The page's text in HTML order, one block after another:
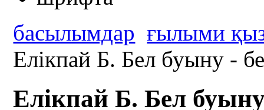
басылымдар ғылыми
Елікпай Б. Бел буыну -
Елікпай Б. Бел буыну